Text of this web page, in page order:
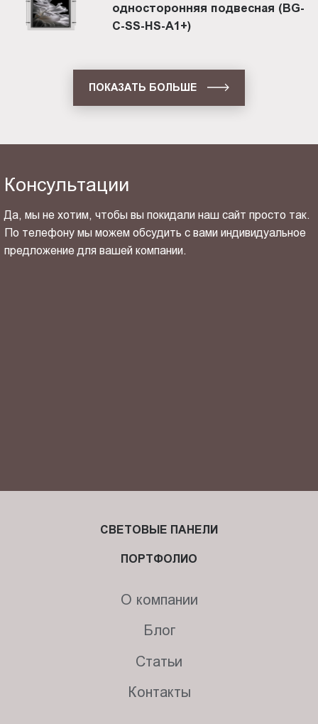
односторонняя подвесная (BG-
C-SS-HS-A1+)
ПОКАЗАТЬ БОЛЬШЕ
Консультации
Да, мы не хотим, чтобы вы покидали наш сайт просто так.
По телефону мы можем обсудить с вами индивидуальное
предложение для вашей компании.
ОТПРАВИТЬ СВОЙ КОНТАКТ
СВЕТОВЫЕ ПАНЕЛИ
ПОРТФОЛИО
О компании
Блог
Статьи
Контакты